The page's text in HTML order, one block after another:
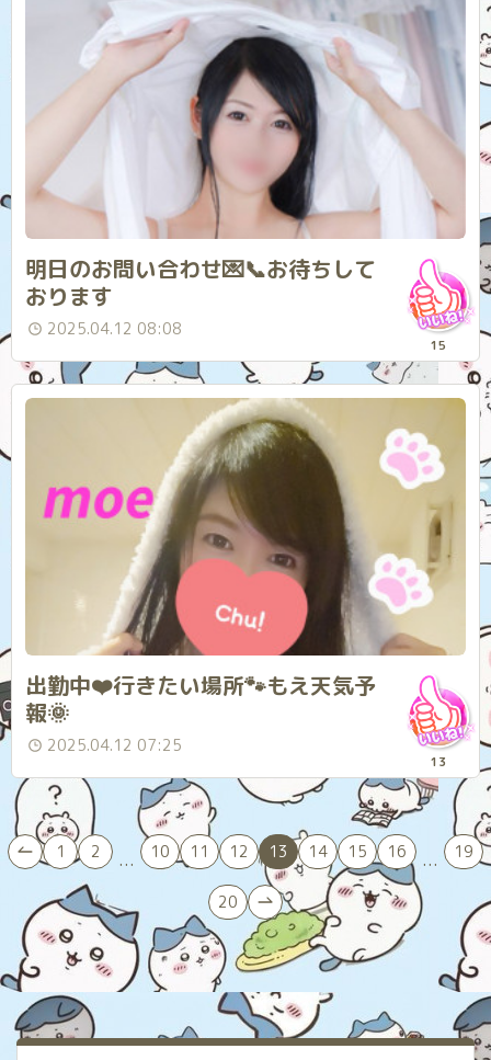
明日のお問い合わせ💌📞お待ちして
おります
2025.04.12 08:08
15
出勤中❤️行きたい場所🐾もえ天気予
報🌞
2025.04.12 07:25
13
1 2 ... 10 11 12 13 14 15 16 ... 19
20